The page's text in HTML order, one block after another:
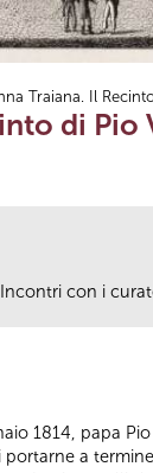
Traiana. Il Recinto
di Pio
con i
1814, papa
a